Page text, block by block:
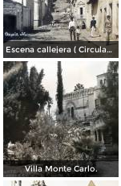
Escena callejera ( Circulada el 22 de marzo de 1908 ).
Villa Monte Carlo.